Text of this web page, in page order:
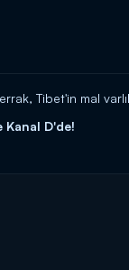
Tibet'in mal
Kanal D'de!